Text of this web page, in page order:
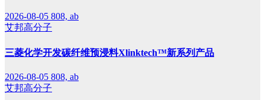
2026-08-05 808, ab
艾邦高分子
三菱化学开发碳纤维预浸料Xlinktech™新系列产品
2026-08-05 808, ab
艾邦高分子